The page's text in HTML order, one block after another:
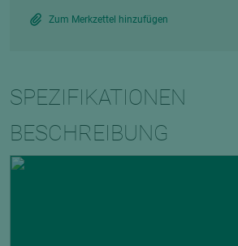
Zum Merkzettel hinzufügen
SPEZIFIKATIONEN
BESCHREIBUNG